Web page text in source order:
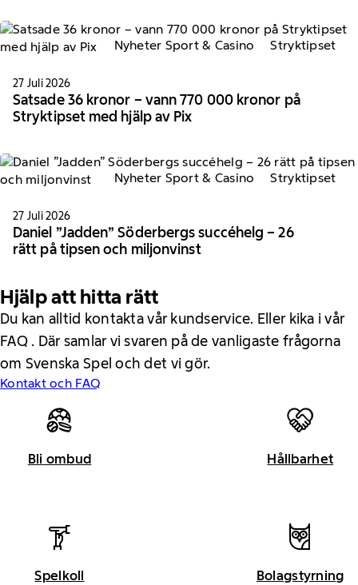
Nyheter Sport & Casino Stryktipset
27 Juli 2026
Satsade 36 kronor – vann 770 000 kronor på
Stryktipset med hjälp av Pix
Nyheter Sport & Casino Stryktipset
27 Juli 2026
Daniel ”Jadden” Söderbergs succéhelg – 26
rätt på tipsen och miljonvinst
Hjälp att hitta rätt
Du kan alltid kontakta vår kundservice. Eller kika i vår
FAQ . Där samlar vi svaren på de vanligaste frågorna
om Svenska Spel och det vi gör.
Kontakt och FAQ
Bli ombud Hållbarhet
Spelkoll Bolagstyrning